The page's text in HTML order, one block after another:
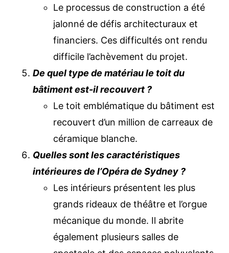
Le processus de construction a été
jalonné de défis architecturaux et
financiers. Ces difficultés ont rendu
difficile l’achèvement du projet.
De quel type de matériau le toit du
bâtiment est-il recouvert ?
Le toit emblématique du bâtiment est
recouvert d’un million de carreaux de
céramique blanche.
Quelles sont les caractéristiques
intérieures de l’Opéra de Sydney ?
Les intérieurs présentent les plus
grands rideaux de théâtre et l’orgue
mécanique du monde. Il abrite
également plusieurs salles de